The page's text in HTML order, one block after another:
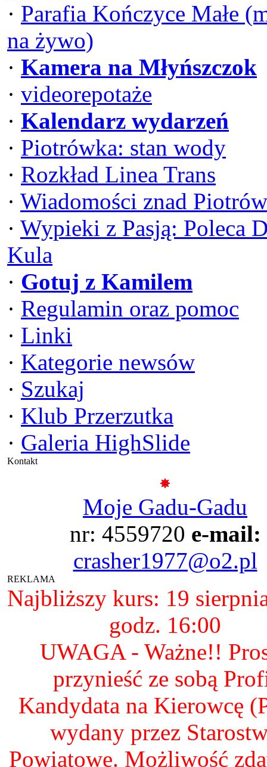
· Parafia Kończyce Małe
na żywo)
· Kamera na Młyńszczok
· videorepotaże
· Kalendarz wydarzeń
· Piotrówka: stan wody
· Rozkład Linea Trans
· Wiadomości znad
· Wypieki z Pasją: Poleca
Kula
· Gotuj z Kamilem
· Regulamin oraz pomoc
· Linki
· Kategorie newsów
· Szukaj
· Klub Przerzutka
· Galeria HighSlide
Kontakt
Moje Gadu-Gadu
nr: 4559720 e-mail:
crasher1977@o2.pl
REKLAMA
Najbliższy kurs: 19
godz. 16:00
UWAGA - Ważne!!
przynieść ze sobą
Kandydata na Kierowcę
wydany przez
Powiatowe. Możliwość